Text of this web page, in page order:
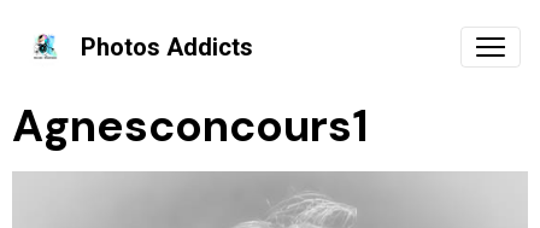
Photos Addicts
Agnesconcours1